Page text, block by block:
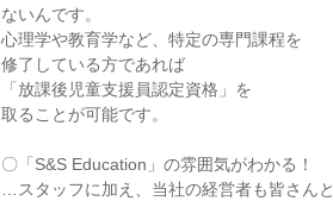
ないんです。
心理学や教育学など、特定の専門課程を
修了している方であれば
「放課後児童支援員認定資格」を
取ることが可能です。
〇「S&S Education」の雰囲気がわかる！
…スタッフに加え、当社の経営者も皆さんと